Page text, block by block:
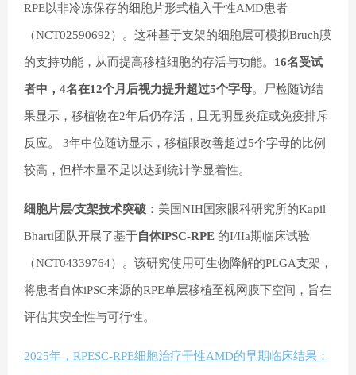
RPE以非冷冻保存的细胞片形式植入干性AMD患者
（NCT02590692）。这种基于支架的细胞层可模拟Bruch膜
的支持功能，从而提高移植细胞的存活与功能。 16名受试
者中，4名在12个月后视力提升超过5个字母。尸检随访结
果显示，移植物在2年后仍存活，且无明显炎症或免疫排斥
反应。 3年中位随访显示，移植眼改善超过5个字母的比例
较高，但样本量不足以达到统计学显着性。
细胞片层/支架技术突破 ：美国NIH国家眼科研究所的Kapil
Bharti团队开展了基于自体iPSC-RPE 的I/IIa期临床试验
（NCT04339764）。该研究使用可生物降解的PLGA支架，
将患者自体iPSC来源的RPE单层移植至视网膜下空间，旨在
评估其安全性与可行性。
2025年，RPESC-RPE细胞治疗干性AMD的早期临床结果：